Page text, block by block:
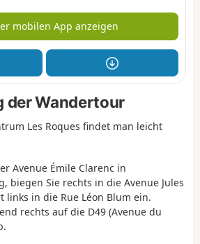
mobilen App anzeigen
der Wandertour
Les Roques findet man leicht
Avenue Émile Clarenc in
biegen Sie rechts in die Avenue Jules
links in die Rue Léon Blum ein.
rechts auf die D49 (Avenue du